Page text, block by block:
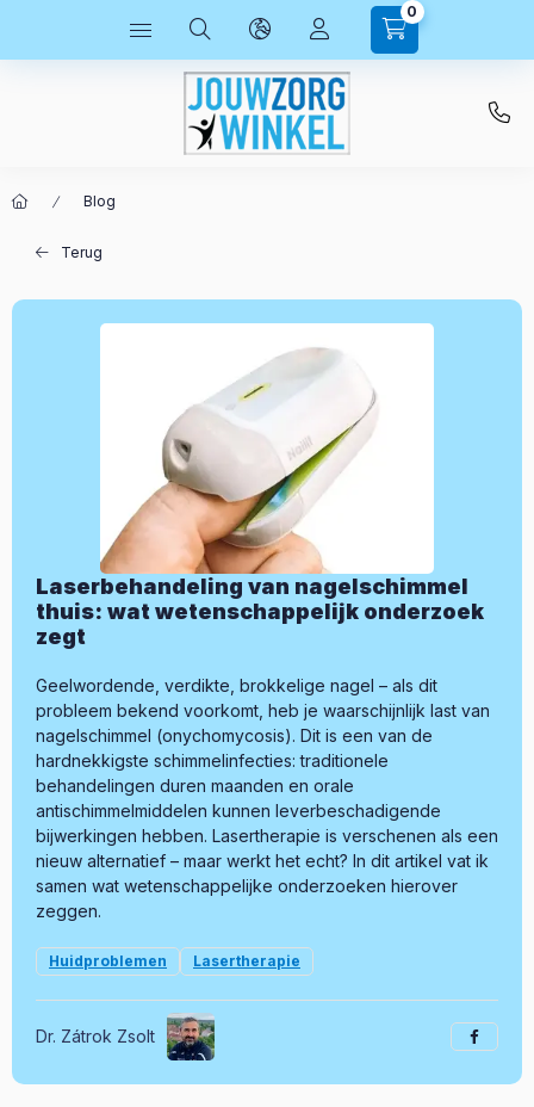
0
Blog
Terug
Laserbehandeling van nagelschimmel
thuis: wat wetenschappelijk onderzoek
zegt
Geelwordende, verdikte, brokkelige nagel – als dit
probleem bekend voorkomt, heb je waarschijnlijk last van
nagelschimmel (onychomycosis). Dit is een van de
hardnekkigste schimmelinfecties: traditionele
behandelingen duren maanden en orale
antischimmelmiddelen kunnen leverbeschadigende
bijwerkingen hebben. Lasertherapie is verschenen als een
nieuw alternatief – maar werkt het echt? In dit artikel vat ik
samen wat wetenschappelijke onderzoeken hierover
zeggen.
Huidproblemen Lasertherapie
Dr. Zátrok Zsolt